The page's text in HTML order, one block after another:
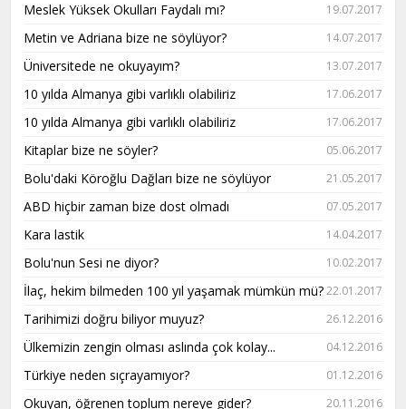
Meslek Yüksek Okulları Faydalı mı? 19.07.2017
Metin ve Adriana bize ne söylüyor? 14.07.2017
Üniversitede ne okuyayım? 13.07.2017
10 yılda Almanya gibi varlıklı olabiliriz 17.06.2017
10 yılda Almanya gibi varlıklı olabiliriz 17.06.2017
Kitaplar bize ne söyler? 05.06.2017
Bolu'daki Köroğlu Dağları bize ne söylüyor 21.05.2017
ABD hiçbir zaman bize dost olmadı 07.05.2017
Kara lastik 14.04.2017
Bolu'nun Sesi ne diyor? 10.02.2017
İlaç, hekim bilmeden 100 yıl yaşamak mümkün mü?22.01.2017
Tarihimizi doğru biliyor muyuz? 26.12.2016
Ülkemizin zengin olması aslında çok kolay... 04.12.2016
Türkiye neden sıçrayamıyor? 01.12.2016
Okuyan, öğrenen toplum nereye gider? 20.11.2016